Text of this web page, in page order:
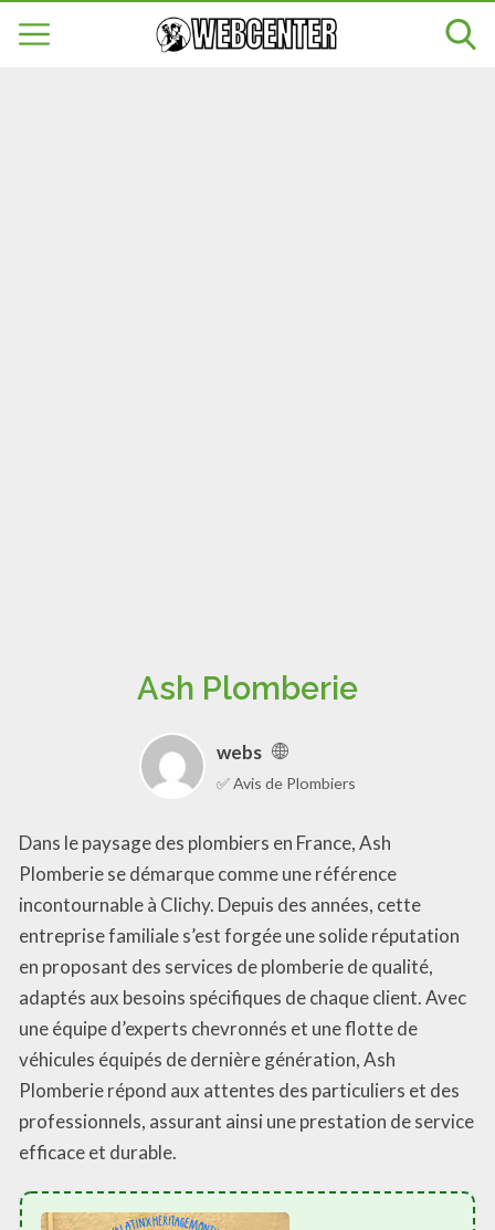
Ash Plomberie
webs
✅ Avis de Plombiers
Dans le paysage des plombiers en France, Ash
Plomberie se démarque comme une référence
incontournable à Clichy. Depuis des années, cette
entreprise familiale s’est forgée une solide réputation
en proposant des services de plomberie de qualité,
adaptés aux besoins spécifiques de chaque client. Avec
une équipe d’experts chevronnés et une flotte de
véhicules équipés de dernière génération, Ash
Plomberie répond aux attentes des particuliers et des
professionnels, assurant ainsi une prestation de service
efficace et durable.